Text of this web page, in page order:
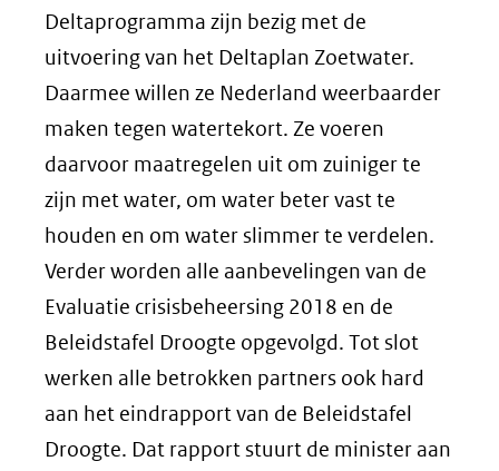
Deltaprogramma zijn bezig met de
uitvoering van het Deltaplan Zoetwater.
Daarmee willen ze Nederland weerbaarder
maken tegen watertekort. Ze voeren
daarvoor maatregelen uit om zuiniger te
zijn met water, om water beter vast te
houden en om water slimmer te verdelen.
Verder worden alle aanbevelingen van de
Evaluatie crisisbeheersing 2018 en de
Beleidstafel Droogte opgevolgd. Tot slot
werken alle betrokken partners ook hard
aan het eindrapport van de Beleidstafel
Droogte. Dat rapport stuurt de minister aan